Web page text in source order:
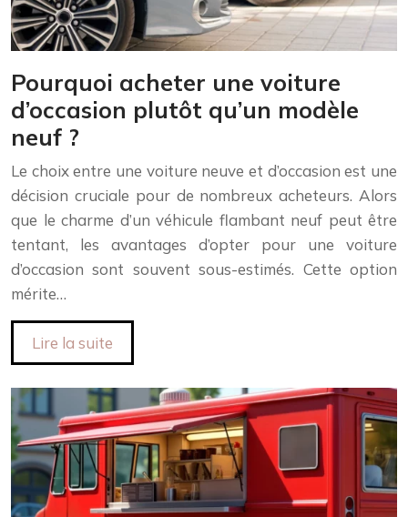
Pourquoi acheter une voiture
d’occasion plutôt qu’un modèle
neuf ?
Le choix entre une voiture neuve et d’occasion est une
décision cruciale pour de nombreux acheteurs. Alors
que le charme d’un véhicule flambant neuf peut être
tentant, les avantages d’opter pour une voiture
d’occasion sont souvent sous-estimés. Cette option
mérite…
Lire la suite